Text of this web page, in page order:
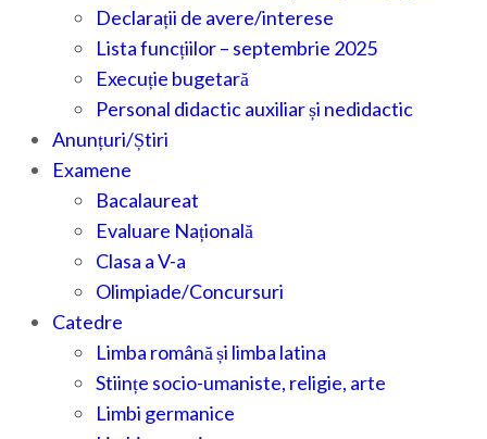
Declarații de avere/interese
Lista funcțiilor – septembrie 2025
Execuție bugetară
Personal didactic auxiliar și nedidactic
Anunțuri/Știri
Examene
Bacalaureat
Evaluare Națională
Clasa a V-a
Olimpiade/Concursuri
Catedre
Limba română și limba latina
Stiințe socio-umaniste, religie, arte
Limbi germanice